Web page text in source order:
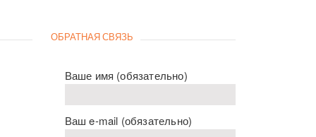
ОБРАТНАЯ СВЯЗЬ
Ваше имя (обязательно)
Ваш e-mail (обязательно)